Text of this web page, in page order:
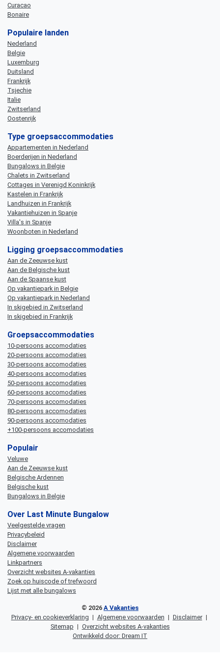
Curacao
Bonaire
Populaire landen
Nederland
Belgie
Luxemburg
Duitsland
Frankrijk
Tsjechie
Italie
Zwitserland
Oostenrijk
Type groepsaccommodaties
Appartementen in Nederland
Boerderijen in Nederland
Bungalows in Belgie
Chalets in Zwitserland
Cottages in Verenigd Koninkrijk
Kastelen in Frankrijk
Landhuizen in Frankrijk
Vakantiehuizen in Spanje
Villa's in Spanje
Woonboten in Nederland
Ligging groepsaccommodaties
Aan de Zeeuwse kust
Aan de Belgische kust
Aan de Spaanse kust
Op vakantiepark in Belgie
Op vakantiepark in Nederland
In skigebied in Zwitserland
In skigebied in Frankrijk
Groepsaccommodaties
10-persoons accomodaties
20-persoons accomodaties
30-persoons accomodaties
40-persoons accomodaties
50-persoons accomodaties
60-persoons accomodaties
70-persoons accomodaties
80-persoons accomodaties
90-persoons accomodaties
+100-persoons accomodaties
Populair
Veluwe
Aan de Zeeuwse kust
Belgische Ardennen
Belgische kust
Bungalows in Belgie
Over Last Minute Bungalow
Veelgestelde vragen
Privacybeleid
Disclaimer
Algemene voorwaarden
Linkpartners
Overzicht websites A-vakanties
Zoek op huiscode of trefwoord
Lijst met alle bungalows
© 2026 A Vakanties
Privacy- en cookieverklaring | Algemene voorwaarden | Disclaimer |
Sitemap | Overzicht websites A-vakanties
Ontwikkeld door: Dream IT